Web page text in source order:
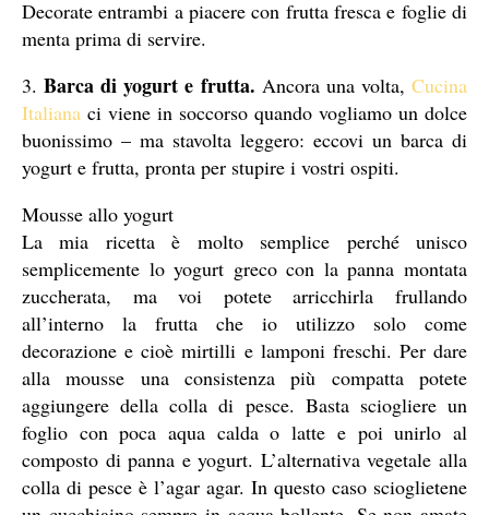
Decorate entrambi a piacere con frutta fresca e foglie di
menta prima di servire.
3.Barca di yogurt e frutta. Ancora una volta,Cucina
Italiana ci viene in soccorso quando vogliamo un dolce
buonissimo – ma stavolta leggero: eccovi un barca di
yogurt e frutta, pronta per stupire i vostri ospiti.
Mousse allo yogurt
La mia ricetta è molto semplice perché unisco
semplicemente lo yogurt greco con la panna montata
zuccherata, ma voi potete arricchirla frullando
all’interno la frutta che io utilizzo solo come
decorazione e cioè mirtilli e lamponi freschi. Per dare
alla mousse una consistenza più compatta potete
aggiungere della colla di pesce. Basta sciogliere un
foglio con poca aqua calda o latte e poi unirlo al
composto di panna e yogurt. L’alternativa vegetale alla
colla di pesce è l’agar agar. In questo caso scioglietene